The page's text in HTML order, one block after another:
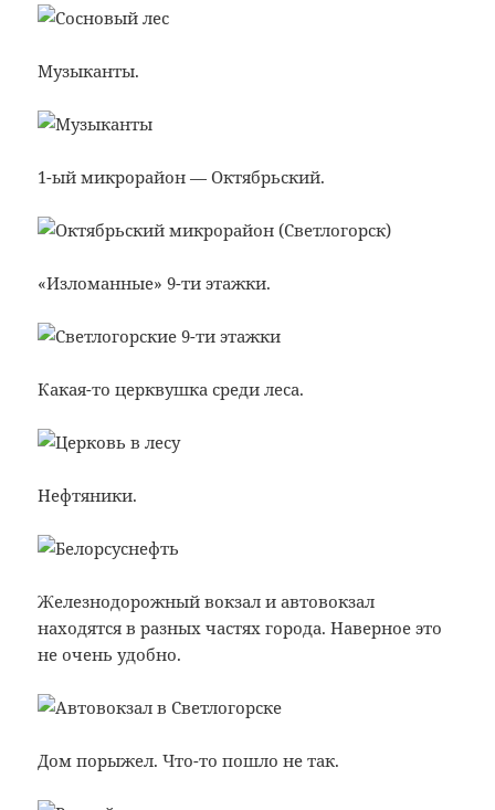
Музыканты.
1-ый микрорайон — Октябрьский.
«Изломанные» 9-ти этажки.
Какая-то церквушка среди леса.
Нефтяники.
Железнодорожный вокзал и автовокзал
находятся в разных частях города. Наверное это
не очень удобно.
Дом порыжел. Что-то пошло не так.